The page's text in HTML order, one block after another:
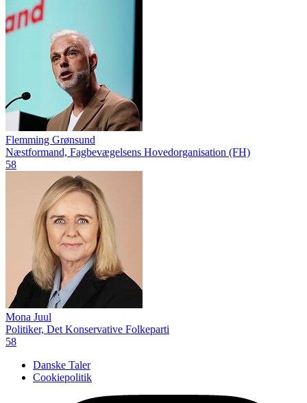
Flemming Grønsund
Næstformand, Fagbevægelsens Hovedorganisation (FH)
58
Mona Juul
Politiker, Det Konservative Folkeparti
58
Danske Taler
Cookiepolitik